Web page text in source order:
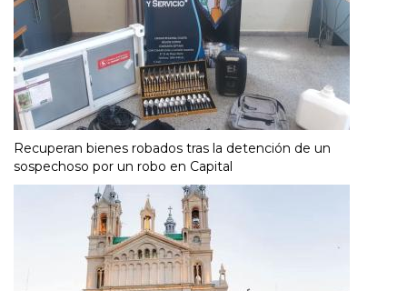
Recuperan bienes robados tras la detención de un
sospechoso por un robo en Capital